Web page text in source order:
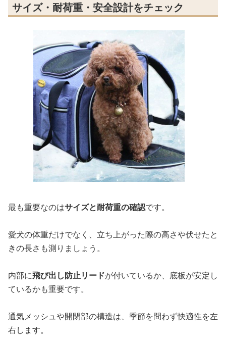
サイズ・耐荷重・安全設計をチェック
最も重要なのはサイズと耐荷重の確認です。
愛犬の体重だけでなく、立ち上がった際の高さや伏せたと
きの長さも測りましょう。
内部に飛び出し防止リードが付いているか、底板が安定し
ているかも重要です。
通気メッシュや開閉部の構造は、季節を問わず快適性を左
右します。